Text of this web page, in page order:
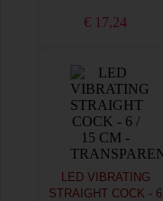
€ 17,24
LED VIBRATING
STRAIGHT COCK - 6